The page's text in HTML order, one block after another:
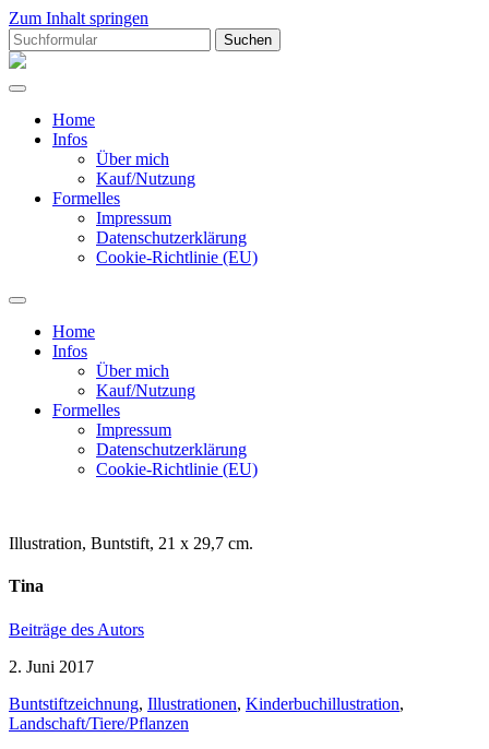
Zum Inhalt springen
Suchen
nach:Hiramgrafik
Home
Infos
Über mich
Kauf/Nutzung
Formelles
Impressum
Datenschutzerklärung
Cookie-Richtlinie (EU)
Suchfeld
ein-/ausblenden
Home
Infos
Über mich
Kauf/Nutzung
Formelles
Impressum
Datenschutzerklärung
Cookie-Richtlinie (EU)
Illustration, Buntstift, 21 x 29,7 cm.
Tina
Beiträge des Autors
2. Juni 2017
Buntstiftzeichnung, Illustrationen, Kinderbuchillustration,
Landschaft/Tiere/Pflanzen